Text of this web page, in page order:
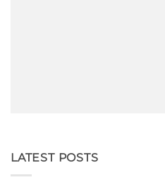
LATEST POSTS